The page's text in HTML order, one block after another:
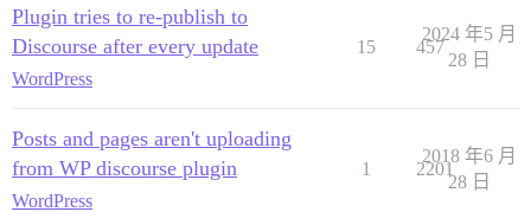
Plugin tries to re-publish to
Discourse after every update
WordPress
15 457
2024 年5 月
28 日
Posts and pages aren't uploading
from WP discourse plugin
WordPress
1 2201
2018 年6 月
28 日